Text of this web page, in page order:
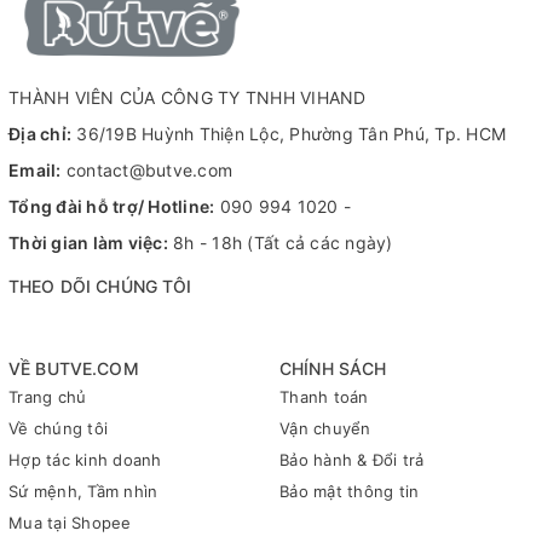
ĐẶC ĐIỂM NỔI BẬT CỦA DÒNG BÚT SHARPIE
FINE POINT:
VỀ BUTVE.COM
Trang chủ
Về chúng tôi
Hợp tác kinh doanh
Sứ mệnh, Tầm nhìn
Mua tại Shopee
CHÍNH SÁCH
Thanh toán
Vận chuyển
Bảo hành & Đổi trả
Bảo mật thông tin
THÀNH VIÊN CỦA CÔNG TY TNHH VIHAND
Địa chỉ: 36/19B Huỳnh Thiện Lộc, Phường Tân Phú, Tp. HCM
Email: contact@butve.com
Tổng đài hỗ trợ/ Hotline: 090 994 1020 -
Thời gian làm việc: 8h - 18h (Tất cả các ngày)
THEO DÕI CHÚNG TÔI